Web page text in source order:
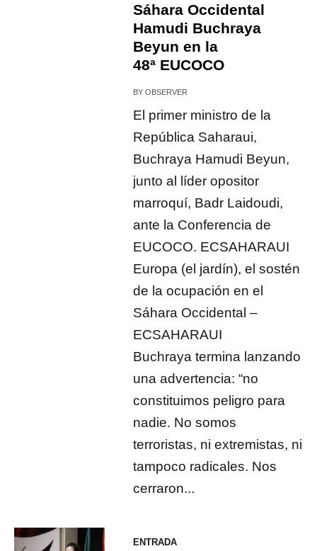
Sáhara Occidental
Hamudi Buchraya
Beyun en la
48ª EUCOCO
BYOBSERVER
El primer ministro de la
República Saharaui,
Buchraya Hamudi Beyun,
junto al líder opositor
marroquí, Badr Laidoudi,
ante la Conferencia de
EUCOCO. ECSAHARAUI
Europa (el jardín), el sostén
de la ocupación en el
Sáhara Occidental –
ECSAHARAUI
Buchraya termina lanzando
una advertencia: “no
constituimos peligro para
nadie. No somos
terroristas, ni extremistas, ni
tampoco radicales. Nos
cerraron...
ENTRADA